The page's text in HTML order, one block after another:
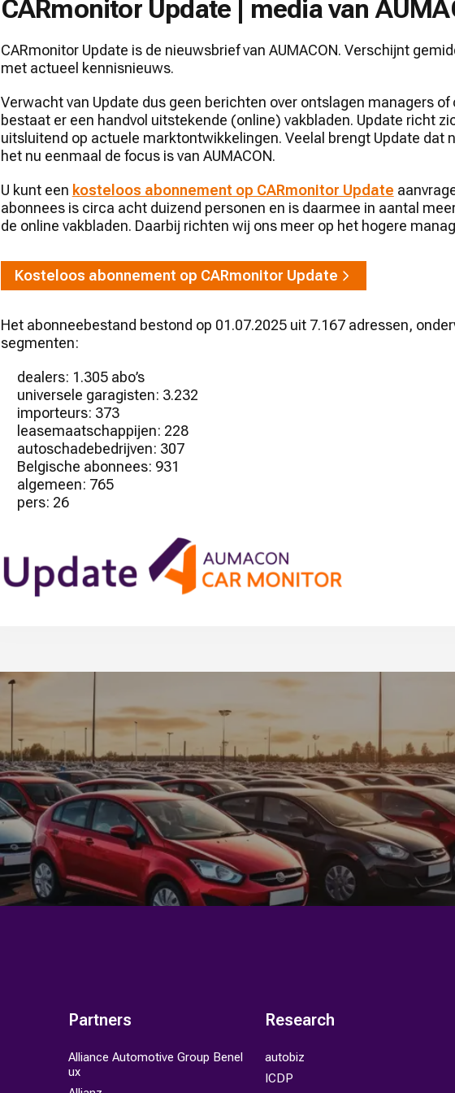
CARmonitor Update | media van
CARmonitor Update is de nieuwsbrief van AUMACON. Verschijnt
met actueel kennisnieuws.
Verwacht van Update dus geen berichten over ontslagen managers of
bestaat er een handvol uitstekende (online) vakbladen. Update richt
uitsluitend op actuele marktontwikkelingen. Veelal brengt Update dat
het nu eenmaal de focus is van AUMACON.
U kunt een kosteloos abonnement op CARmonitor Update
abonnees is circa acht duizend personen en is daarmee in aantal
de online vakbladen. Daarbij richten wij ons meer op het hogere
Kosteloos abonnement op CARmonitor Update
Het abonneebestand bestond op 01.07.2025 uit 7.167 adressen,
segmenten:
dealers: 1.305 abo’s
universele garagisten: 3.232
importeurs: 373
leasemaatschappijen: 228
autoschadebedrijven: 307
Belgische abonnees: 931
algemeen: 765
pers: 26
Partners
Alliance Automotive Group Benel
ux
Research
autobiz
ICDP